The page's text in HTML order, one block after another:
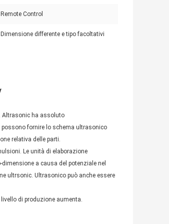
Remote Control
Dimensione differente e tipo facoltativi
Altrasonic ha assoluto
possono fornire lo schema ultrasonico
relativa delle parti.
Le unità di elaborazione
a causa del potenziale nel
ultrsonic. Ultrasonico può anche essere
di produzione aumenta.